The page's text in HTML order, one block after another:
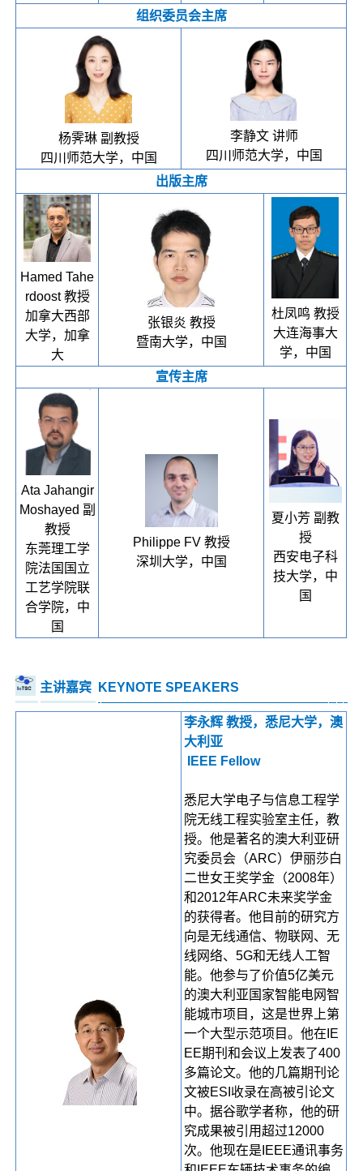
组织委员会主席
杨霁琳 副教授
四川师范大学，中国
李静文 讲师
四川师范大学，中国
出版主席
Hamed Tahe
rdoost 教授
加拿大西部
大学，加拿
大
张银炎 教授
暨南大学，中国
杜凤鸣 教授
大连海事大
学，中国
宣传主席
Ata Jahangir
Moshayed 副
教授
东莞理工学
院法国国立
工艺学院联
合学院，中
国
Philippe FV 教授
深圳大学，中国
夏小芳 副教
授
西安电子科
技大学，中
国
主讲嘉宾 KEYNOTE SPEAKERS
李永辉 教授，悉尼大学，澳
大利亚
IEEE Fellow
悉尼大学电子与信息工程学
院无线工程实验室主任，教
授。他是著名的澳大利亚研
究委员会（ARC）伊丽莎白
二世女王奖学金（2008年）
和2012年ARC未来奖学金
的获得者。他目前的研究方
向是无线通信、物联网、无
线网络、5G和无线人工智
能。他参与了价值5亿美元
的澳大利亚国家智能电网智
能城市项目，这是世界上第
一个大型示范项目。他在IE
EE期刊和会议上发表了400
多篇论文。他的几篇期刊论
文被ESI收录在高被引论文
中。据谷歌学者称，他的研
究成果被引用超过12000
次。他现在是IEEE通讯事务